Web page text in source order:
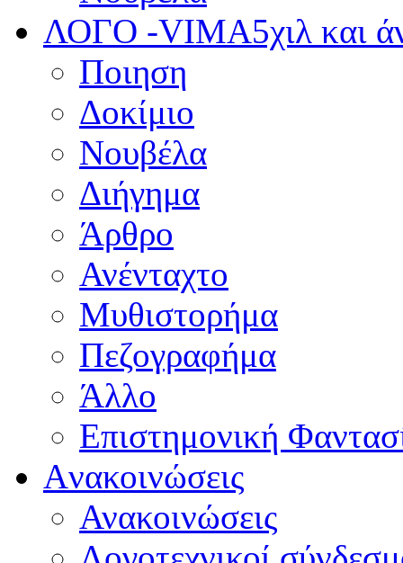
ΛΟΓΟ -VIMA5χιλ και
Ποιηση
Δοκίμιο
Νουβέλα
Διήγημα
Άρθρο
Ανένταχτο
Μυθιστορήμα
Πεζογραφήμα
Άλλο
Επιστημονική
Aνακοινώσεις
Ανακοινώσεις